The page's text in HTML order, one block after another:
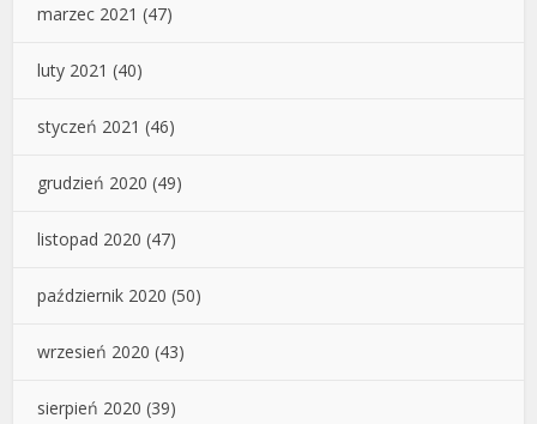
marzec 2021 (47)
luty 2021 (40)
styczeń 2021 (46)
grudzień 2020 (49)
listopad 2020 (47)
październik 2020 (50)
wrzesień 2020 (43)
sierpień 2020 (39)